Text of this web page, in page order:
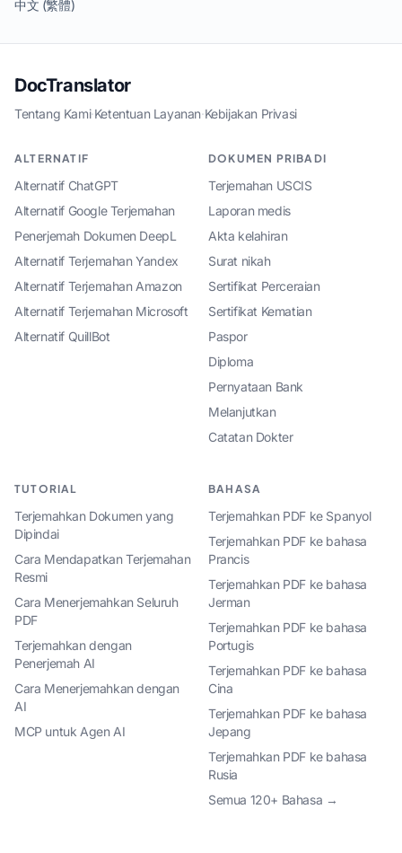
中文 (繁體)
DocTranslator
Tentang Kami·Ketentuan Layanan·Kebijakan Privasi
ALTERNATIF
Alternatif ChatGPT
Alternatif Google Terjemahan
Penerjemah Dokumen DeepL
Alternatif Terjemahan Yandex
Alternatif Terjemahan Amazon
Alternatif Terjemahan Microsoft
Alternatif QuillBot
DOKUMEN PRIBADI
Terjemahan USCIS
Laporan medis
Akta kelahiran
Surat nikah
Sertifikat Perceraian
Sertifikat Kematian
Paspor
Diploma
Pernyataan Bank
Melanjutkan
Catatan Dokter
TUTORIAL
Terjemahkan Dokumen yang
Dipindai
Cara Mendapatkan Terjemahan
Resmi
Cara Menerjemahkan Seluruh
PDF
Terjemahkan dengan
Penerjemah AI
Cara Menerjemahkan dengan
AI
MCP untuk Agen AI
BAHASA
Terjemahkan PDF ke Spanyol
Terjemahkan PDF ke bahasa
Prancis
Terjemahkan PDF ke bahasa
Jerman
Terjemahkan PDF ke bahasa
Portugis
Terjemahkan PDF ke bahasa
Cina
Terjemahkan PDF ke bahasa
Jepang
Terjemahkan PDF ke bahasa
Rusia
Semua 120+ Bahasa →